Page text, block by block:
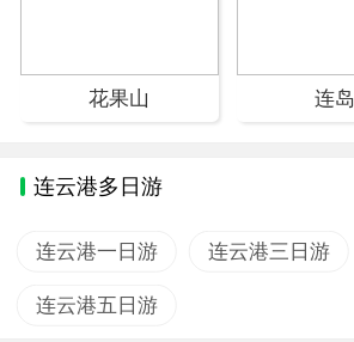
花果山 连岛
连云港多日游
连云港一日游 连云港三日游
连云港五日游